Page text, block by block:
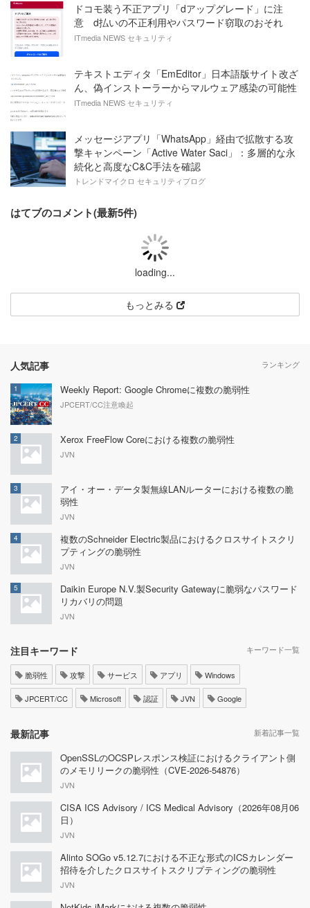
ドコモ装う不正アプリ「dアップグレード」に注
意 d払いの不正利用やパスワード窃取のおそれ
ITmedia NEWS セキュリティ
テキストエディタ「EmEditor」日本語版サイト改ざ
ん、偽インストーラーからマルウェア感染の可能性
ITmedia NEWS セキュリティ
メッセージアプリ「WhatsApp」経由で拡散する攻
撃キャンペーン「Active Water Saci」：多層的な永
続化と高度なC&C手法を確認
トレンドマイクロ セキュリティブログ
はてブのコメント(最新5件)
loading...
もっとみる
人気記事 ランキング
1 Weekly Report: Google Chromeに複数の脆弱性
JPCERT/CC注意喚起
2 Xerox FreeFlow Coreにおける複数の脆弱性
JVN
3
アイ・オー・データ製無線LANルーターにおける複数の脆
弱性
JVN
4
複数のSchneider Electric製品におけるクロスサイトスクリ
プティングの脆弱性
JVN
5
Daikin Europe N.V.製Security Gatewayに脆弱なパスワード
リカバリの問題
JVN
注目キーワード キーワード一覧
脆弱性 攻撃 サービス アプリ Windows
JPCERT/CC Microsoft 認証 JVN Google
最新記事 新着記事一覧
OpenSSLのOCSPレスポンス検証におけるクライアント側
のメモリリークの脆弱性（CVE-2026-54876）
JVN
CISA ICS Advisory / ICS Medical Advisory（2026年08月06
日）
JVN
Alinto SOGo v5.12.7における不正な形式のICSカレンダー
招待を介したクロスサイトスクリプティングの脆弱性
JVN